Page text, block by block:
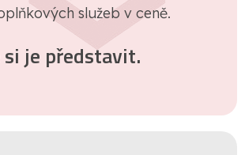
služeb v ceně.
je představit.